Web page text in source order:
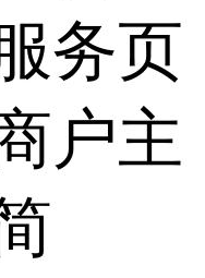
务页
户主